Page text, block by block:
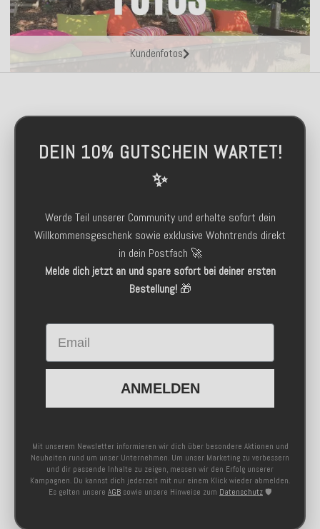
Kundenfotos
DEIN 10% GUTSCHEIN WARTET!
✨
Werde Teil unserer Community und erhalte sofort dein
Willkommensgeschenk sowie exklusive Wohntrends direkt
in dein Postfach 🚀
Melde dich jetzt an und spare sofort bei deiner ersten
Bestellung!🎁
Email
ANMELDEN
Mit unserem Newsletter informieren wir dich über besondere Aktionen und
Neuheiten rund um unser Unternehmen. Um unser Marketing zu verbessern
und dir passende Inhalte zu zeigen, messen wir den Erfolg unserer
Kampagnen. Du kannst dich jederzeit mit nur einem Klick wieder abmelden.
Es gelten unsere AGB sowie unsere Hinweise zum Datenschutz 🛡️